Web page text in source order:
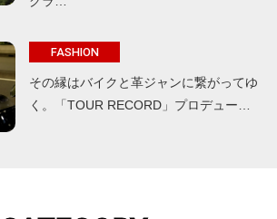
FASHION
その縁はバイクと革ジャンに繋がってゆ
く。「TOUR RECORD」プロデュー…